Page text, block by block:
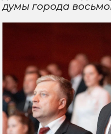
думы города